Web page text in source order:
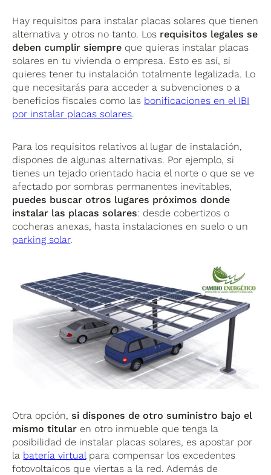
Hay requisitos para instalar placas solares que tienen
alternativa y otros no tanto. Los requisitos legales se
deben cumplir siempre que quieras instalar placas
solares en tu vivienda o empresa. Esto es así, si
quieres tener tu instalación totalmente legalizada. Lo
que necesitarás para acceder a subvenciones o a
beneficios fiscales como las bonificaciones en el IBI
por instalar placas solares.
Para los requisitos relativos al lugar de instalación,
dispones de algunas alternativas. Por ejemplo, si
tienes un tejado orientado hacia el norte o que se ve
afectado por sombras permanentes inevitables,
puedes buscar otros lugares próximos donde
instalar las placas solares: desde cobertizos o
cocheras anexas, hasta instalaciones en suelo o un
parking solar.
Otra opción,si dispones de otro suministro bajo el
mismo titular en otro inmueble que tenga la
posibilidad de instalar placas solares, es apostar por
la batería virtual para compensar los excedentes
fotovoltaicos que viertas a la red. Además de